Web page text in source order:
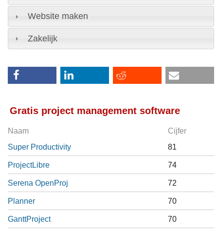
Website maken
Zakelijk
Gratis project management software
Naam Cijfer
Super Productivity 81
ProjectLibre 74
Serena OpenProj 72
Planner 70
GanttProject 70